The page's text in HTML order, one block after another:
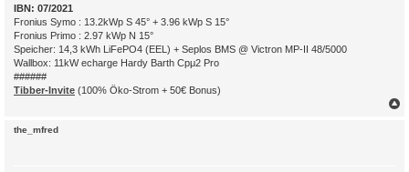
IBN: 07/2021
Fronius Symo : 13.2kWp S 45° + 3.96 kWp S 15°
Fronius Primo : 2.97 kWp N 15°
Speicher: 14,3 kWh LiFePO4 (EEL) + Seplos BMS @ Victron MP-II 48/5000
Wallbox: 11kW echarge Hardy Barth Cpμ2 Pro
######
Tibber-Invite (100% Öko-Strom + 50€ Bonus)
the_mfred